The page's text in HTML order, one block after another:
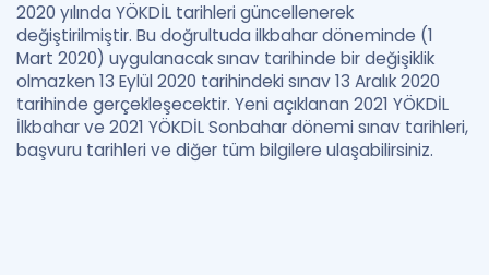
2020 yılında YÖKDİL tarihleri güncellenerek
değiştirilmiştir. Bu doğrultuda ilkbahar döneminde (1
Mart 2020) uygulanacak sınav tarihinde bir değişiklik
olmazken 13 Eylül 2020 tarihindeki sınav 13 Aralık 2020
tarihinde gerçekleşecektir. Yeni açıklanan 2021 YÖKDİL
İlkbahar ve 2021 YÖKDİL Sonbahar dönemi sınav tarihleri,
başvuru tarihleri ve diğer tüm bilgilere ulaşabilirsiniz.